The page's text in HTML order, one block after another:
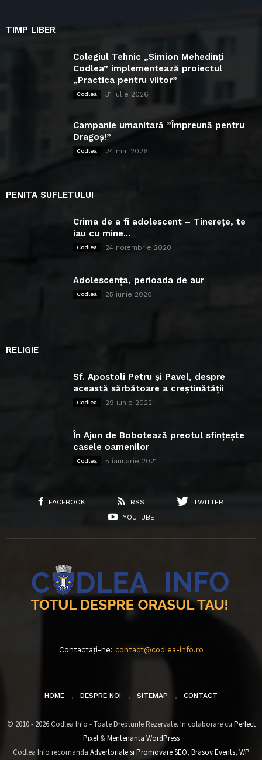
TIMP LIBER
Colegiul Tehnic „Simion Mehedinți
Codlea” implementează proiectul
„Practica pentru viitor”
Codlea 31 iulie 2026
Campanie umanitară ”Împreună pentru
Dragoș!”
Codlea 24 mai 2026
PENITA SUFLETULUI
Crima de a fi adolescent – Tinerețe, te
iau cu mine...
Codlea 24 noiembrie 2020
Adolescența, perioada de aur
Codlea 25 iunie 2020
RELIGIE
Sf. Apostoli Petru și Pavel, despre
această sărbătoare a creștinătății
Codlea 29 iunie 2022
În Ajun de Bobotează preotul sfințește
casele oamenilor
Codlea 5 ianuarie 2021
FACEBOOK RSS
TWITTER
YOUTUBE
Contactați-ne: contact@codlea-info.ro
HOME DESPRE NOI SITEMAP CONTACT
© 2010 - 2026 Codlea Info - Toate Drepturile Rezervate. In colaborare cu Perfect
Pixel&Mentenanta WordPress
Codlea Info recomanda Advertoriale si Promovare SEO, Brasov Events, WP